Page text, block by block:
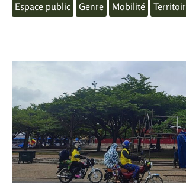
Espace public
Genre Mobilité